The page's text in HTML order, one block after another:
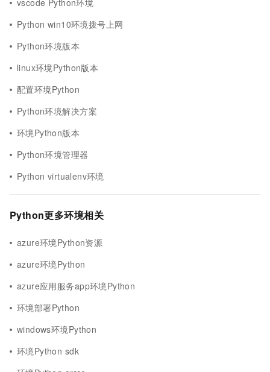
vscode Python环境
Python win10环境拨号上网
Python环境版本
linux环境Python版本
配置环境Python
Python环境解决方案
环境Python版本
Python环境管理器
Python virtualenv环境
Python更多环境相关
azure环境Python资源
azure环境Python
azure应用服务app环境Python
环境部署Python
windows环境Python
环境Python sdk